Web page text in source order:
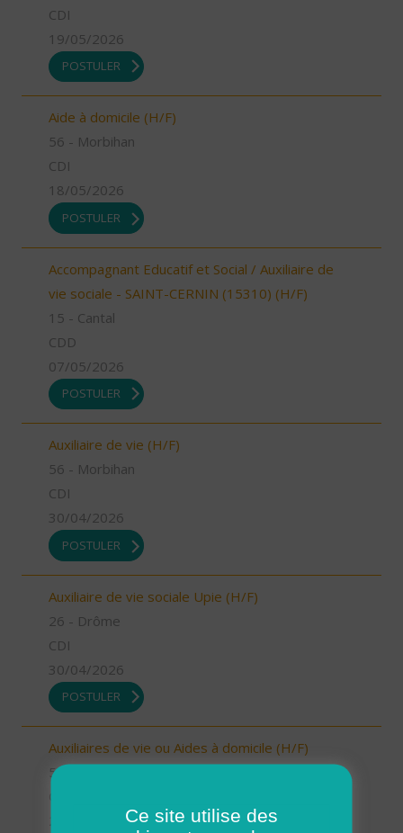
CDI
19/05/2026
POSTULER
Aide à domicile (H/F)
56 - Morbihan
CDI
18/05/2026
POSTULER
Accompagnant Educatif et Social / Auxiliaire de
vie sociale - SAINT-CERNIN (15310) (H/F)
15 - Cantal
CDD
07/05/2026
POSTULER
Auxiliaire de vie (H/F)
56 - Morbihan
CDI
30/04/2026
POSTULER
Auxiliaire de vie sociale Upie (H/F)
26 - Drôme
CDI
30/04/2026
POSTULER
Auxiliaires de vie ou Aides à domicile (H/F)
56 - Morbihan
Ce site utilise des